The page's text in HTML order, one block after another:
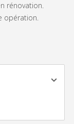
rénovation.
opération.